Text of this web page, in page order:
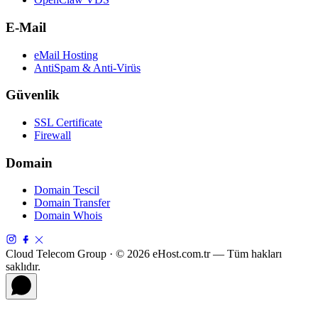
E-Mail
eMail Hosting
AntiSpam & Anti-Virüs
Güvenlik
SSL Certificate
Firewall
Domain
Domain Tescil
Domain Transfer
Domain Whois
Cloud Telecom Group · © 2026 eHost.com.tr — Tüm hakları
saklıdır.